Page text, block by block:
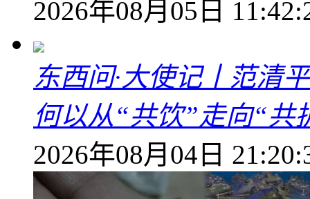
2026年08月05日
东西问·大使记丨范清
何以从“共饮”走向“共
2026年08月04日